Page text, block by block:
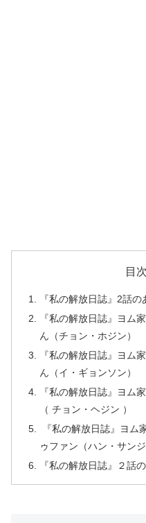
目次
『私の解放日誌』2話の
『私の解放日誌』ヨム
ん（チョン・ホジン）
『私の解放日誌』ヨム
ん（イ・ギョンソン）
『私の解放日誌』ヨム
（ チョン・ヘジン ）
『私の解放日誌』ヨム
ゥファン（ハン・サンジ
『私の解放日誌』２話